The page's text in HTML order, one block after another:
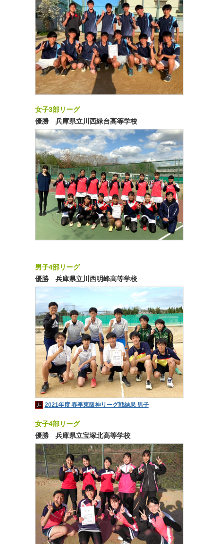
女子3部リーグ
優勝 兵庫県立川西緑台高等学校
男子4部リーグ
優勝 兵庫県立川西明峰高等学校
2021年度 春季東阪神リーグ戦結果 男子
女子4部リーグ
優勝 兵庫県立宝塚北高等学校